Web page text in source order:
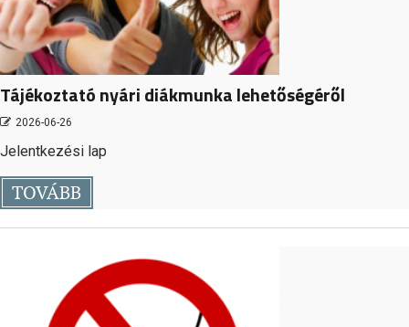
Tájékoztató nyári diákmunka lehetőségéről
2026-06-26
Jelentkezési lap
TOVÁBB